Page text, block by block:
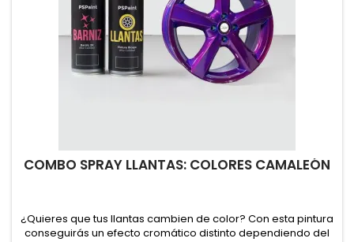
COMBO SPRAY LLANTAS: COLORES CAMALEÓN
¿Quieres que tus llantas cambien de color? Con esta pintura
conseguirás un efecto cromático distinto dependiendo del